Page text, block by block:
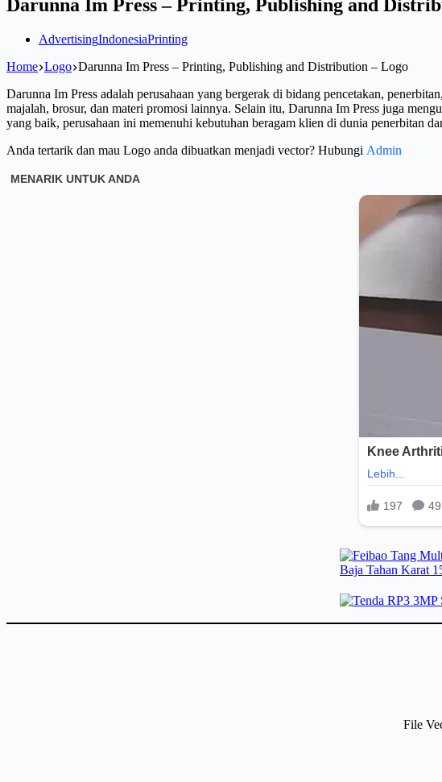
Darunna Im Press – Printing, Publishing and
AdvertisingIndonesiaPrinting
Home Logo Darunna Im Press – Printing, Publishing and Distribution – Logo
Darunna Im Press adalah perusahaan yang bergerak di bidang pencetakan,
majalah, brosur, dan materi promosi lainnya. Selain itu, Darunna Im Press juga
yang baik, perusahaan ini memenuhi kebutuhan beragam klien di dunia penerbitan
Anda tertarik dan mau Logo anda dibuatkan menjadi vector? Hubungi Admin
File